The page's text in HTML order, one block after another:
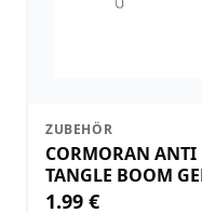
ZUBEHÖR
CORMORAN ANTI
TANGLE BOOM
12CM
1.99 €